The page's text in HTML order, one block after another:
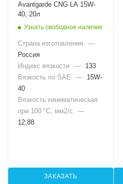
Avantgarde CNG LA 15W-
40, 20л
Узнать свободное наличие
Страна изготовления
—
Россия
Индекс вязкости —
133
Вязкость по SAE
—
15W-
40
Вязкость кинематическая
при 100 °С, мм2/с
—
12,88
ЗАКАЗАТЬ